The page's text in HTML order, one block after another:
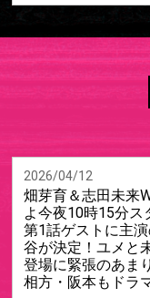
2026/04/12
畑芽育＆志田未来
よ今夜10時15分ス
第1話ゲストに主
谷が決定！ユメと
登場に緊張のあま
相方・阪本もドラ